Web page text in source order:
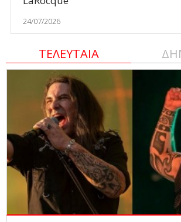
24/07/2026
ΤΕΛΕΥΤΑΙΑ